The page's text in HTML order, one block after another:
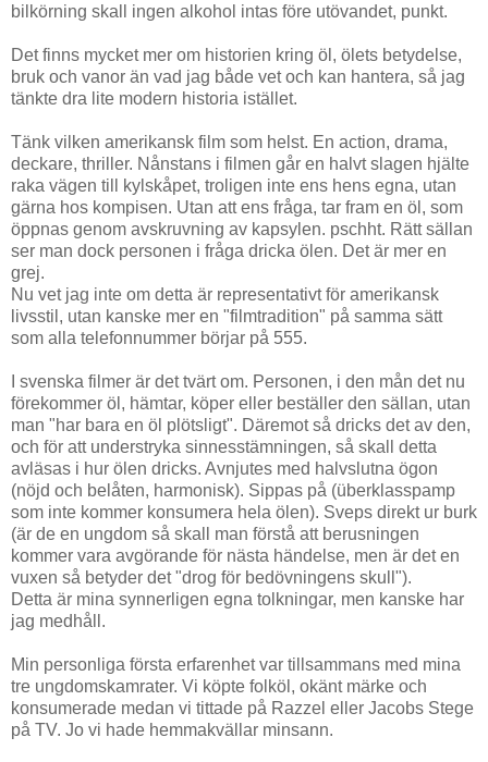
bilkörning skall ingen alkohol intas före utövandet, punkt.
Det finns mycket mer om historien kring öl, ölets betydelse,
bruk och vanor än vad jag både vet och kan hantera, så jag
tänkte dra lite modern historia istället.
Tänk vilken amerikansk film som helst. En action, drama,
deckare, thriller. Nånstans i filmen går en halvt slagen hjälte
raka vägen till kylskåpet, troligen inte ens hens egna, utan
gärna hos kompisen. Utan att ens fråga, tar fram en öl, som
öppnas genom avskruvning av kapsylen. pschht. Rätt sällan
ser man dock personen i fråga dricka ölen. Det är mer en
grej.
Nu vet jag inte om detta är representativt för amerikansk
livsstil, utan kanske mer en "filmtradition" på samma sätt
som alla telefonnummer börjar på 555.
I svenska filmer är det tvärt om. Personen, i den mån det nu
förekommer öl, hämtar, köper eller beställer den sällan, utan
man "har bara en öl plötsligt". Däremot så dricks det av den,
och för att understryka sinnesstämningen, så skall detta
avläsas i hur ölen dricks. Avnjutes med halvslutna ögon
(nöjd och belåten, harmonisk). Sippas på (überklasspamp
som inte kommer konsumera hela ölen). Sveps direkt ur burk
(är de en ungdom så skall man förstå att berusningen
kommer vara avgörande för nästa händelse, men är det en
vuxen så betyder det "drog för bedövningens skull").
Detta är mina synnerligen egna tolkningar, men kanske har
jag medhåll.
Min personliga första erfarenhet var tillsammans med mina
tre ungdomskamrater. Vi köpte folköl, okänt märke och
konsumerade medan vi tittade på Razzel eller Jacobs Stege
på TV. Jo vi hade hemmakvällar minsann.